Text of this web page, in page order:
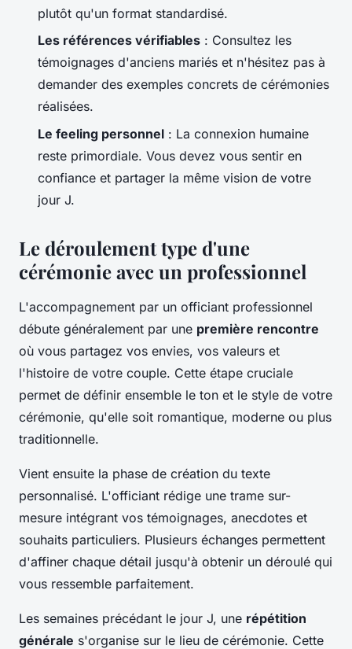
plutôt qu'un format standardisé.
Les références vérifiables : Consultez les
témoignages d'anciens mariés et n'hésitez pas à
demander des exemples concrets de cérémonies
réalisées.
Le feeling personnel : La connexion humaine
reste primordiale. Vous devez vous sentir en
confiance et partager la même vision de votre
jour J.
Le déroulement type d'une
cérémonie avec un professionnel
L'accompagnement par un officiant professionnel
débute généralement par une première rencontre
où vous partagez vos envies, vos valeurs et
l'histoire de votre couple. Cette étape cruciale
permet de définir ensemble le ton et le style de votre
cérémonie, qu'elle soit romantique, moderne ou plus
traditionnelle.
Vient ensuite la phase de création du texte
personnalisé. L'officiant rédige une trame sur-
mesure intégrant vos témoignages, anecdotes et
souhaits particuliers. Plusieurs échanges permettent
d'affiner chaque détail jusqu'à obtenir un déroulé qui
vous ressemble parfaitement.
Les semaines précédant le jour J, une répétition
générale s'organise sur le lieu de cérémonie. Cette